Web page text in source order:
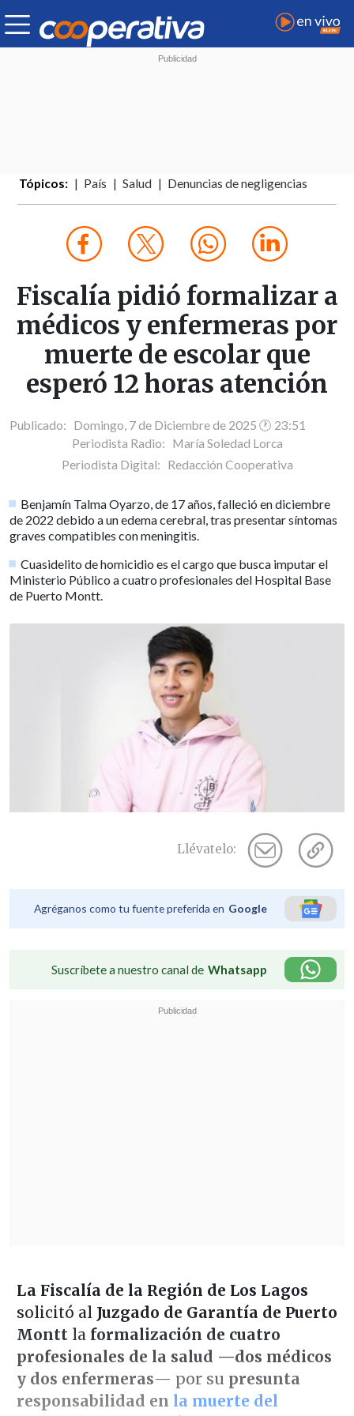
Tópicos: País Salud Denuncias de negligencias
Fiscalía pidió formalizar a
médicos y enfermeras por
muerte de escolar que
esperó 12 horas atención
Publicado: Domingo, 7 de Diciembre de 2025 🕐 23:51
Periodista Radio: María Soledad Lorca
Periodista Digital: Redacción Cooperativa
Benjamín Talma Oyarzo, de 17 años, falleció en diciembre
de 2022 debido a un edema cerebral, tras presentar síntomas
graves compatibles con meningitis.
Cuasidelito de homicidio es el cargo que busca imputar el
Ministerio Público a cuatro profesionales del Hospital Base
de Puerto Montt.
Llévatelo:
Agréganos como tu fuente preferida en Google
Suscríbete a nuestro canal de Whatsapp
La Fiscalía de la Región de Los Lagos
solicitó al Juzgado de Garantía de Puerto
Monttla formalización de cuatro
profesionales de la salud —dos médicos
y dos enfermeras— por su presunta
responsabilidad en la muerte del